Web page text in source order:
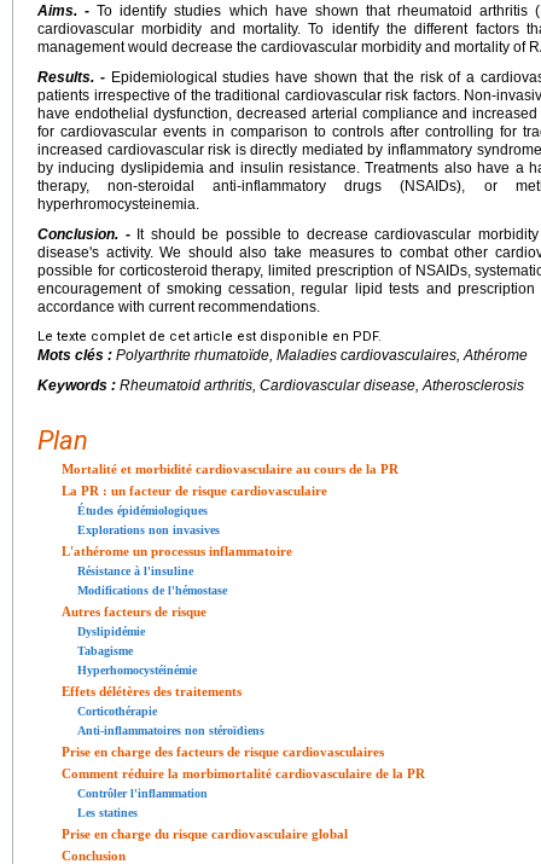
Aims. - To identify studies which have shown that rheumatoid
cardiovascular morbidity and mortality. To identify the different factors
management would decrease the cardiovascular morbidity and mortality of
Results. -Epidemiological studies have shown that the risk of a
patients irrespective of the traditional cardiovascular risk factors. Non-
have endothelial dysfunction, decreased arterial compliance and
for cardiovascular events in comparison to controls after controlling for
increased cardiovascular risk is directly mediated by inflammatory
by inducing dyslipidemia and insulin resistance. Treatments also have a
therapy, non-steroidal anti-inflammatory drugs (NSAIDs), or
hyperhromocysteinemia.
Conclusion. -It should be possible to decrease cardiovascular
disease's activity. We should also take measures to combat other
possible for corticosteroid therapy, limited prescription of NSAIDs,
encouragement of smoking cessation, regular lipid tests and
accordance with current recommendations.
Le texte complet de cet article est disponible en PDF.
Mots clés : Polyarthrite rhumatoïde, Maladies cardiovasculaires, Athérome
Keywords : Rheumatoid arthritis, Cardiovascular disease, Atherosclerosis
Plan
Mortalité et morbidité cardiovasculaire au cours de la PR
La PR : un facteur de risque cardiovasculaire
Études épidémiologiques
Explorations non invasives
L'athérome un processus inflammatoire
Résistance à l'insuline
Modifications de l'hémostase
Autres facteurs de risque
Dyslipidémie
Tabagisme
Hyperhomocystéinémie
Effets délétères des traitements
Corticothérapie
Anti-inflammatoires non stéroïdiens
Prise en charge des facteurs de risque cardiovasculaires
Comment réduire la morbimortalité cardiovasculaire de la PR
Contrôler l'inflammation
Les statines
Prise en charge du risque cardiovasculaire global
Conclusion